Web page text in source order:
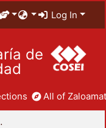
Log In
de
All of